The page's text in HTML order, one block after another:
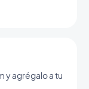
y agrégalo a tu